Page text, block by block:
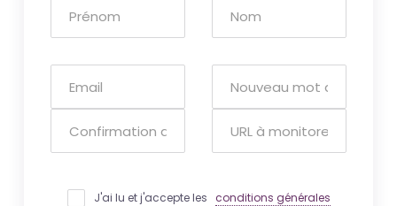
J'ai lu et j'accepte les conditions générales